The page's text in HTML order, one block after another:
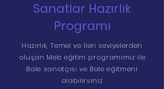
Sanatlar Hazırlık
Programı
Hazırlık, Temel ve İleri seviyelerden
oluşan Meb eğitim programımız ile
Bale sanatçısı ve Bale eğitmeni
olabilirsiniz